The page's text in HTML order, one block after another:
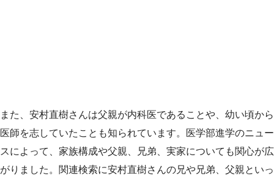
また、安村直樹さんは父親が内科医であることや、幼い頃から
医師を志していたことも知られています。医学部進学のニュー
スによって、家族構成や父親、兄弟、実家についても関心が広
がりました。関連検索に安村直樹さんの兄や兄弟、父親といっ